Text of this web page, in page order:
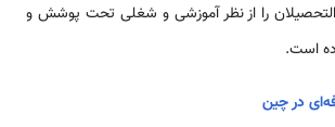
را از نظر آموزشی و شغلی تحت پوشش و
است.
در چین